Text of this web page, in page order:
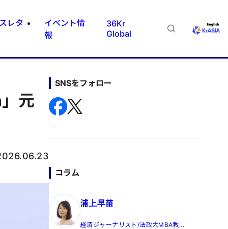
レタ
イベント情
報
36Kr
Global
元
SNSをフォロー
コラム
浦上早苗
経済ジャーナリスト/法政大MBA教